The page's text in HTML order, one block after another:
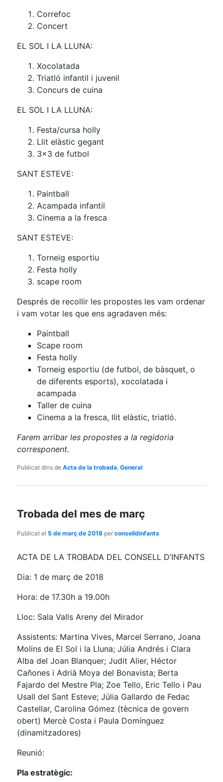
Correfoc
Concert
EL SOL I LA LLUNA:
Xocolatada
Triatló infantil i juvenil
Concurs de cuina
EL SOL I LA LLUNA:
Festa/cursa holly
Llit elàstic gegant
3×3 de futbol
SANT ESTEVE:
Paintball
Acampada infantil
Cinema a la fresca
SANT ESTEVE:
Torneig esportiu
Festa holly
scape room
Després de recollir les propostes les vam ordenar
i vam votar les que ens agradaven més:
Paintball
Scape room
Festa holly
Torneig esportiu (de futbol, de bàsquet, o
de diferents esports), xocolatada i
acampada
Taller de cuina
Cinema a la fresca, llit elàstic, triatló.
Farem arribar les propostes a la regidoria
corresponent.
Publicat dins de Acta de la trobada,General
Trobada del mes de març
Publicat el5 de març de 2018 perconselldinfants
ACTA DE LA TROBADA DEL CONSELL D’INFANTS
Dia: 1 de març de 2018
Hora: de 17.30h a 19.00h
Lloc: Sala Valls Areny del Mirador
Assistents: Martina Vives, Marcel Serrano, Joana
Molins de El Sol i la Lluna; Júlia Andrés i Clara
Alba del Joan Blanquer; Judit Alier, Héctor
Cañones i Adrià Moya del Bonavista; Berta
Fajardo del Mestre Pla; Zoe Tello, Eric Tello i Pau
Usall del Sant Esteve; Júlia Gallardo de Fedac
Castellar, Carolina Gómez (tècnica de govern
obert) Mercè Costa i Paula Domínguez
(dinamitzadores)
Reunió:
Pla estratègic: